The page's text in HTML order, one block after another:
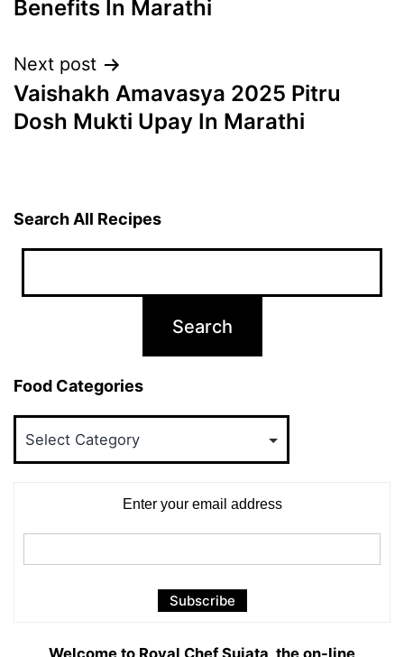
Benefits In Marathi
Next post
Vaishakh Amavasya 2025 Pitru
Dosh Mukti Upay In Marathi
Search All Recipes
Food Categories
Enter your email address